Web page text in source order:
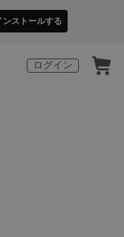
ンストールする
ログイン